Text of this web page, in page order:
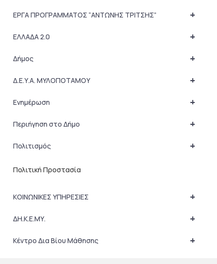
+
ΕΡΓΑ ΠΡΟΓΡΑΜΜΑΤΟΣ “ΑΝΤΩΝΗΣ ΤΡΙΤΣΗΣ”
+
ΕΛΛΑΔΑ 2.0
+
Δήμος
+
Δ.Ε.Υ.Α. ΜΥΛΟΠΟΤΑΜΟΥ
+
Ενημέρωση
+
Περιήγηση στο Δήμο
+
Πολιτισμός
Πολιτική Προστασία
+
ΚΟΙΝΩΝΙΚΕΣ ΥΠΗΡΕΣΙΕΣ
+
ΔΗ.Κ.Ε.ΜΥ.
+
Κέντρο Δια Βίου Μάθησης